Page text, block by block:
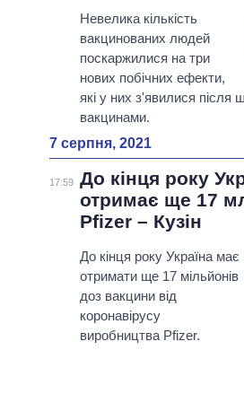
Невелика кількість
вакцинованих людей
поскаржилися на три
нових побічних ефекти,
які у них з'явилися після
вакцинами.
7 серпня, 2021
17:59 До кінця року
отримає ще 17
Pfizer – Кузін
До кінця року Україна має
отримати ще 17 мільйонів
доз вакцини від
коронавірусу
виробництва Pfizer.